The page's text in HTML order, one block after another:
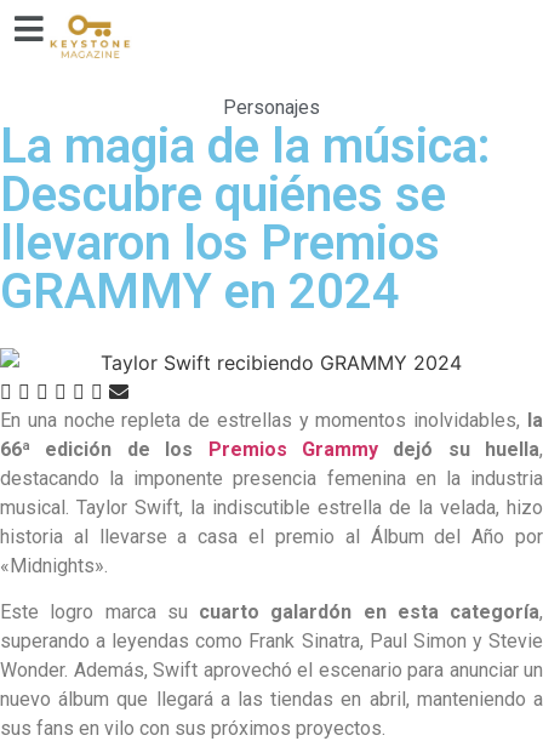
Personajes
La magia de la música:
Descubre quiénes se
llevaron los Premios
GRAMMY en 2024
En una noche repleta de estrellas y momentos inolvidables, la
66ª edición de los Premios Grammydejó su huella,
destacando la imponente presencia femenina en la industria
musical. Taylor Swift, la indiscutible estrella de la velada, hizo
historia al llevarse a casa el premio al Álbum del Año por
«Midnights».
Este logro marca su cuarto galardón en esta categoría,
superando a leyendas como Frank Sinatra, Paul Simon y Stevie
Wonder. Además, Swift aprovechó el escenario para anunciar un
nuevo álbum que llegará a las tiendas en abril, manteniendo a
sus fans en vilo con sus próximos proyectos.